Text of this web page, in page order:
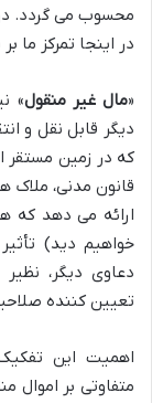
محسوب می گردد.
در اینجا تمرکز ما
«مال غیر منقول»
دیگر قابل نقل و
که در زمین
قانون مدنی،
ارائه می دهد که
خواهیم دید)
دعاوی دیگر،
تعیین کننده
اهمیت این
متفاوتی بر اموال